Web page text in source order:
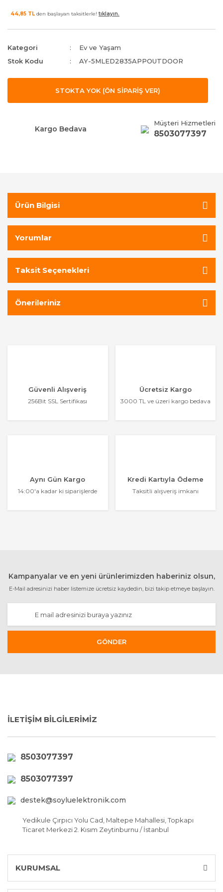
44,85 TL den başlayan taksitlerle! tıklayın.
Kategori
Ev ve Yaşam
Stok Kodu
AY-5MLED2835APPOUTDOOR
STOKTA YOK (ÖN SİPARİŞ VER)
Kargo Bedava
Müşteri Hizmetleri
8503077397
Ürün Bilgisi
Yorumlar
Taksit Seçenekleri
Önerileriniz
Güvenli Alışveriş
256Bit SSL Sertifikası
Ücretsiz Kargo
3000 TL ve üzeri kargo bedava
Aynı Gün Kargo
14:00'a kadar ki siparişlerde
Kredi Kartıyla Ödeme
Taksitli alışveriş imkanı
Kampanyalar ve en yeni ürünlerimizden haberiniz olsun,
E-Mail adresinizi haber listemize ücretsiz kaydedin, bizi takip etmeye başlayın.
GÖNDER
İLETİŞİM BİLGİLERİMİZ
8503077397
8503077397
destek@soyluelektronik.com
Yedikule Çırpıcı Yolu Cad, Maltepe Mahallesi, Topkapı
Ticaret Merkezi 2. Kısım Zeytinburnu / İstanbul
KURUMSAL